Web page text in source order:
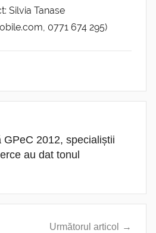
Silvia Tanase
0771 674 295)
GPeC 2012, specialiștii
au dat tonul
Următorul articol